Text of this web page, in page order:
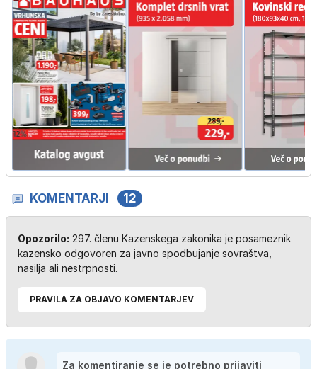
KOMENTARJI 12
Opozorilo: 297. členu Kazenskega zakonika je posameznik
kazensko odgovoren za javno spodbujanje sovraštva,
nasilja ali nestrpnosti.
PRAVILA ZA OBJAVO KOMENTARJEV